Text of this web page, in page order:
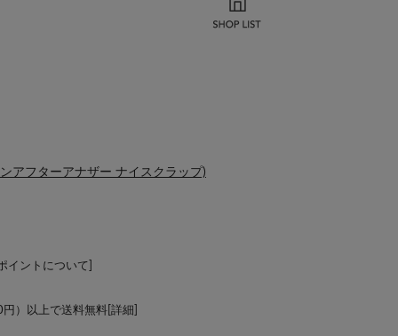
アフターアナザー ナイスクラップ)
イントについて
）以上で送料無料[ 詳細